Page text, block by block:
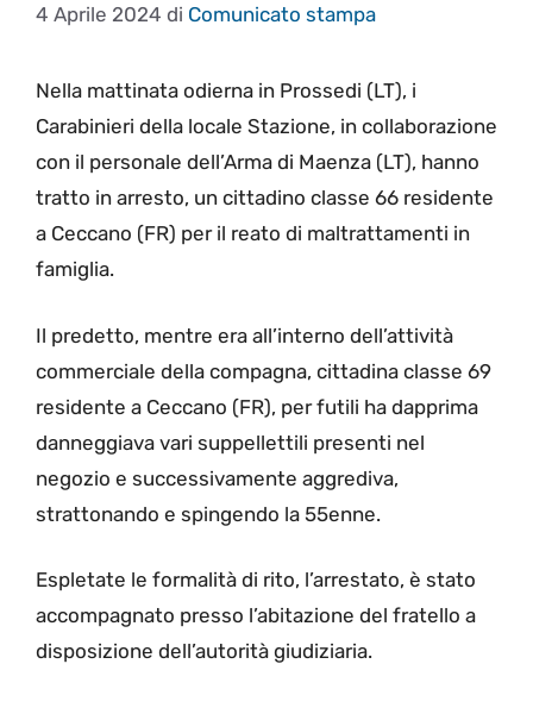
4 Aprile 2024 di Comunicato stampa
Nella mattinata odierna in Prossedi (LT), i
Carabinieri della locale Stazione, in collaborazione
con il personale dell’Arma di Maenza (LT), hanno
tratto in arresto, un cittadino classe 66 residente
a Ceccano (FR) per il reato di maltrattamenti in
famiglia.
Il predetto, mentre era all’interno dell’attività
commerciale della compagna, cittadina classe 69
residente a Ceccano (FR), per futili ha dapprima
danneggiava vari suppellettili presenti nel
negozio e successivamente aggrediva,
strattonando e spingendo la 55enne.
Espletate le formalità di rito, l’arrestato, è stato
accompagnato presso l’abitazione del fratello a
disposizione dell’autorità giudiziaria.